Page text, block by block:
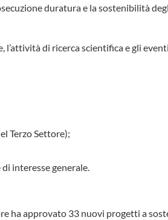
duratura e la sostenibilità
di ricerca scientifica e gli
Terzo Settore);
interesse generale.
ha approvato 33 nuovi progetti a